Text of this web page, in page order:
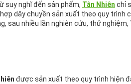
suy nghĩ đến sản phẩm, Tân Nhiên chỉ
dây chuyền sản xuất theo quy trình
sau nhiều lần nghiên cứu, thử nghiệm,
được sản xuất theo quy trình hiện